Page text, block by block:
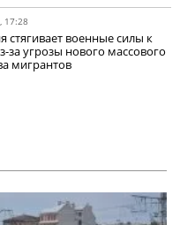
17:28
стягивает военные силы к
за угрозы нового массового
мигрантов